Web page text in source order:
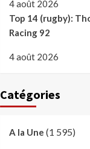
4 août 2026
Top 14 (rugby):
Racing 92
4 août 2026
Catégories
A la Une (1 595)